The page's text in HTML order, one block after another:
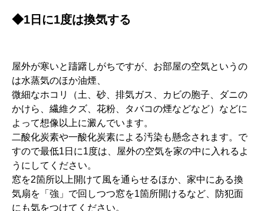
◆1日に1度は換気する
屋外が寒いと躊躇しがちですが、お部屋の空気というの
は水蒸気のほか油煙、
微細なホコリ（土、砂、排気ガス、カビの胞子、ダニの
かけら、繊維クズ、花粉、タバコの煙などなど）などに
よって想像以上に澱んでいます。
二酸化炭素や一酸化炭素による汚染も懸念されます。で
すので最低1日に1度は、屋外の空気を家の中に入れるよ
うにしてください。
窓を2箇所以上開けて風を通らせるほか、家中にある換
気扇を「強」で回しつつ窓を1箇所開けるなど、防犯面
にも気をつけてください。